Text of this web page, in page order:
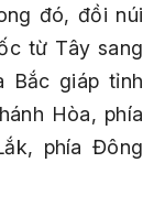
đó, đồi núi
từ Tây sang
Bắc giáp tỉnh
Hòa, phía
phía Đông